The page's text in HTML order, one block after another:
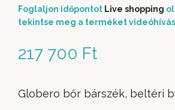
217 700 Ft
Foglaljon időpontot Live shopping
tekintse meg a terméket
Globero bőr bárszék, beltéri